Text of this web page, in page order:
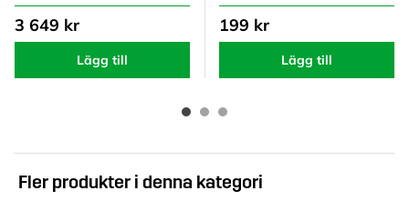
3 649 kr
Lägg till
199 kr
Lägg till
Fler produkter i denna kategori